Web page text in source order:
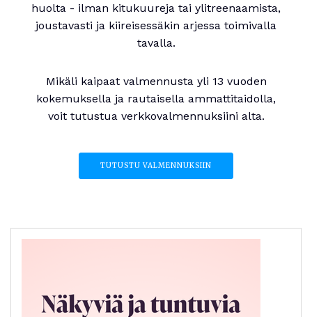
huolta - ilman kitukuureja tai ylitreenaamista,
joustavasti ja kiireisessäkin arjessa toimivalla
tavalla.
Mikäli kaipaat valmennusta yli 13 vuoden
kokemuksella ja rautaisella ammattitaidolla,
voit tutustua verkkovalmennuksiini alta.
TUTUSTU VALMENNUKSIIN